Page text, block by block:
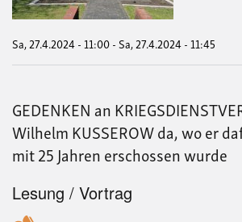
Sa, 27.4.2024 - 11:00-Sa, 27.4.2024 - 11:45
GEDENKEN an
Wilhelm KUSSEROW da, wo er
mit 25 Jahren erschossen wurde
Lesung / Vortrag